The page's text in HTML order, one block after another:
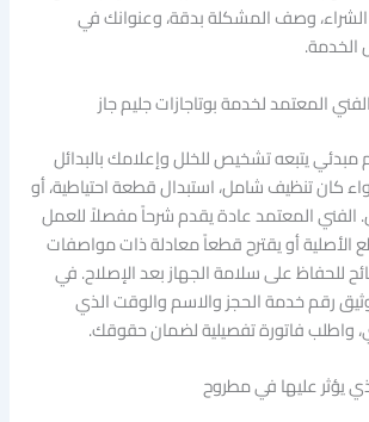
الشراء، وصف المشكلة بدقة، وعنوانك في
المعتمد لخدمة بوتاجازات جليم جاز
مبدئي يتبعه تشخيص للخلل وإعلامك بالبدائل
كان تنظيف شامل، استبدال قطعة احتياطية، أو
الفني المعتمد عادة يقدم شرحاً مفصلاً للعمل
الأصلية أو يقترح قطعاً معادلة ذات مواصفات
للحفاظ على سلامة الجهاز بعد الإصلاح. في
رقم خدمة الحجز والاسم والوقت الذي
واطلب فاتورة تفصيلية لضمان حقوقك.
يؤثر عليها في مطروح